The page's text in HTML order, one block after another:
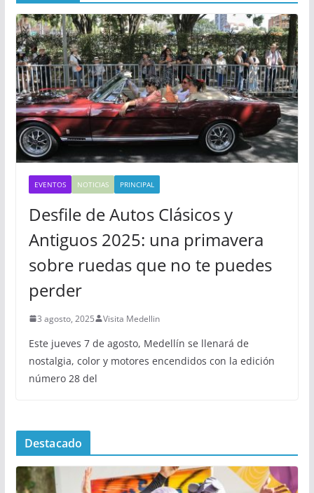
EVENTOS NOTICIAS PRINCIPAL
Desfile de Autos Clásicos y
Antiguos 2025: una primavera
sobre ruedas que no te puedes
perder
3 agosto, 2025 Visita Medellin
Este jueves 7 de agosto, Medellín se llenará de
nostalgia, color y motores encendidos con la edición
número 28 del
Destacado